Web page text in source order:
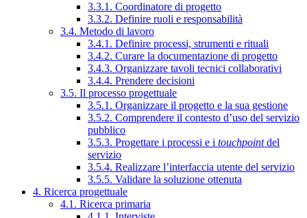
3.3.1. Coordinatore di progetto
3.3.2. Definire ruoli e responsabilità
3.4. Metodo di lavoro
3.4.1. Definire processi, strumenti e rituali
3.4.2. Curare la documentazione di progetto
3.4.3. Organizzare tavoli tecnici collaborativi
3.4.4. Prendere decisioni
3.5. Il processo progettuale
3.5.1. Organizzare il progetto e la sua gestione
3.5.2. Comprendere il contesto d’uso del servizio
pubblico
3.5.3. Progettare i processi e i touchpointdel
servizio
3.5.4. Realizzare l’interfaccia utente del servizio
3.5.5. Validare la soluzione ottenuta
4. Ricerca progettuale
4.1. Ricerca primaria